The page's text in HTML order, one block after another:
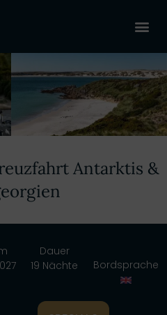
Antarktis &
Dauer
19 Nächte
Bordsprache